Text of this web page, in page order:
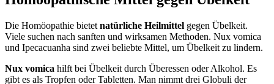
Die Homöopathie bietet natürliche Heilmittel gegen Übelkeit.
Viele suchen nach sanften und wirksamen Methoden. Nux vomica
und Ipecacuanha sind zwei beliebte Mittel, um Übelkeit zu lindern.
Nux vomica hilft bei Übelkeit durch Überessen oder Alkohol. Es
gibt es als Tropfen oder Tabletten. Man nimmt drei Globuli der